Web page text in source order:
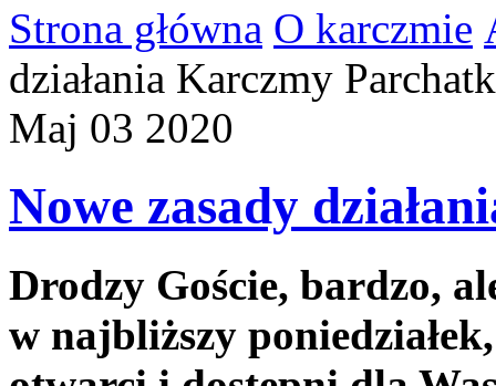
Strona główna O karczmie
działania Karczmy
Maj 03 2020
Nowe zasady
Drodzy Goście, bardzo,
w najbliższy